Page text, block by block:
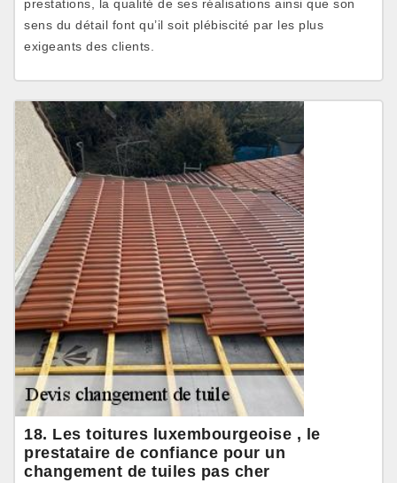
prestations, la qualité de ses réalisations ainsi que son
sens du détail font qu’il soit plébiscité par les plus
exigeants des clients.
18. Les toitures luxembourgeoise , le
prestataire de confiance pour un
changement de tuiles pas cher